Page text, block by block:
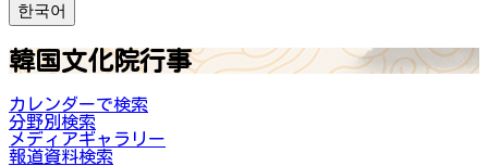
한국어
韓国文化院行事
カレンダーで検索
分野別検索
メディアギャラリー
報道資料検索